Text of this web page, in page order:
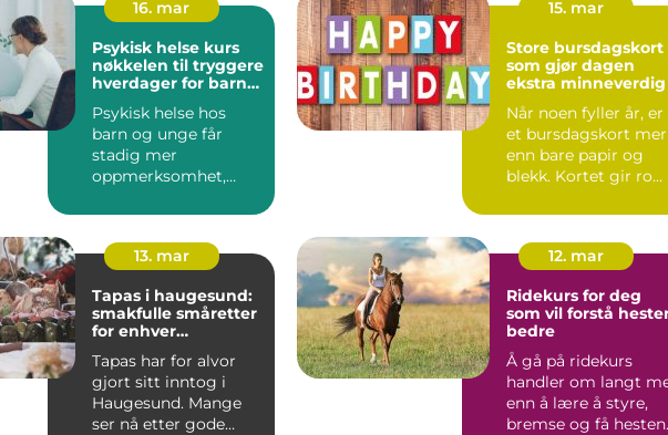
16. mar
Psykisk helse kurs
nøkkelen til tryggere
hverdager for barn
Psykisk helse hos
barn og unge får
stadig mer
oppmerksomhet,
barnehage og hjem.
Flere ...
15. mar
Store bursdagskort
som gjør dagen
ekstra minneverdig
Når noen fyller år, er
et bursdagskort mer
enn bare papir og
blekk. Kortet gir rom
13. mar
Tapas i haugesund:
smakfulle småretter
for enhver
Tapas har for alvor
gjort sitt inntog i
Haugesund. Mange
ser nå etter gode
12. mar
Ridekurs for deg
som vil forstå
bedre
Å gå på ridekurs
handler om langt
enn å lære å styre,
bremse og få